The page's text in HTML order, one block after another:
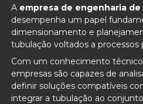
A empresa de engenharia
desempenha um papel
dimensionamento e
tubulação voltados a
Com um conhecimento técnico
empresas são capazes de
definir soluções compatíveis
integrar a tubulação ao